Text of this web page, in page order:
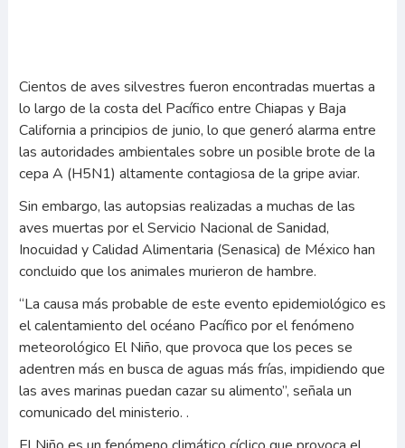
Cientos de aves silvestres fueron encontradas muertas a
lo largo de la costa del Pacífico entre Chiapas y Baja
California a principios de junio, lo que generó alarma entre
las autoridades ambientales sobre un posible brote de la
cepa A (H5N1) altamente contagiosa de la gripe aviar.
Sin embargo, las autopsias realizadas a muchas de las
aves muertas por el Servicio Nacional de Sanidad,
Inocuidad y Calidad Alimentaria (Senasica) de México han
concluido que los animales murieron de hambre.
“La causa más probable de este evento epidemiológico es
el calentamiento del océano Pacífico por el fenómeno
meteorológico El Niño, que provoca que los peces se
adentren más en busca de aguas más frías, impidiendo que
las aves marinas puedan cazar su alimento”, señala un
comunicado del ministerio. .